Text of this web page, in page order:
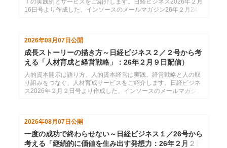
Ｉの実践例とサービスをご紹介します。日経ビジネス2026年２月
16日号より作成した、インソースのメールマガジン26年２月24
2026年08月07日 公開
成長ストーリーの描き方～日経ビジネス２／２号から考
える「人材育成と経営戦略」：26年２月９日配信）
人的資本開示は語り方、人的資本経営は実践。経営戦略と人の取
り組みをつなぐ、人材育成サービスをご紹介します。日経ビジネ
ス2026年２月２日号より作成した、インソースのメールマガジン
2026年08月07日 公開
一度の成功で終わらせない～日経ビジネス１／26号から
考える「継続的に価値を生み出す発想力：26年２月２日